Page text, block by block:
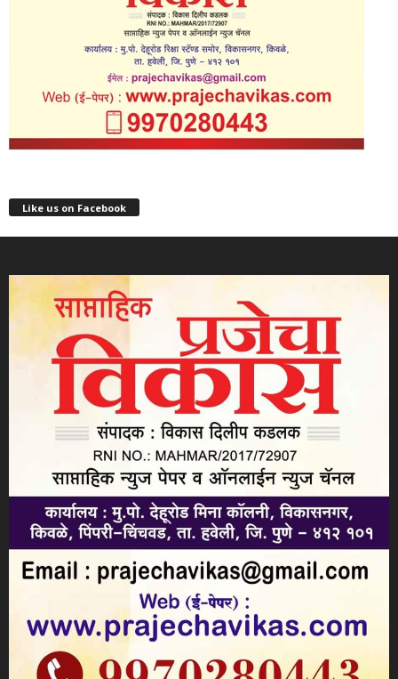
Like us on Facebook